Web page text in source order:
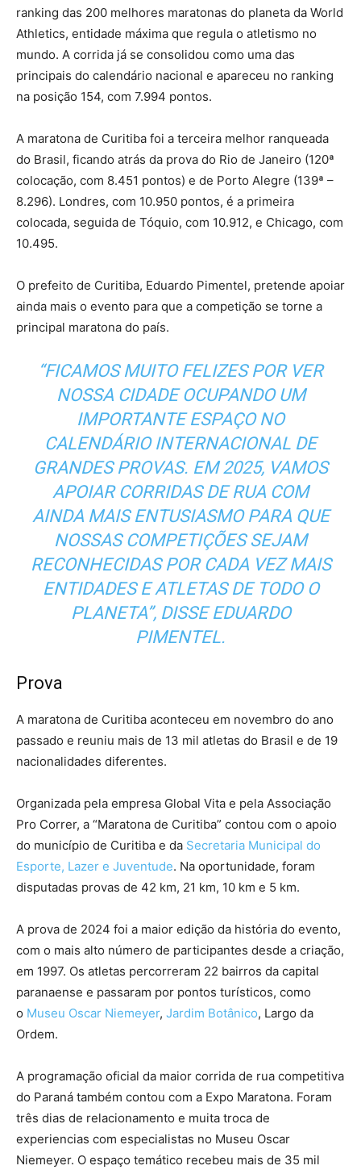
ranking das 200 melhores maratonas do planeta da World
Athletics, entidade máxima que regula o atletismo no
mundo. A corrida já se consolidou como uma das
principais do calendário nacional e apareceu no ranking
na posição 154, com 7.994 pontos.
A maratona de Curitiba foi a terceira melhor ranqueada
do Brasil, ficando atrás da prova do Rio de Janeiro (120ª
colocação, com 8.451 pontos) e de Porto Alegre (139ª –
8.296). Londres, com 10.950 pontos, é a primeira
colocada, seguida de Tóquio, com 10.912, e Chicago, com
10.495.
O prefeito de Curitiba, Eduardo Pimentel, pretende apoiar
ainda mais o evento para que a competição se torne a
principal maratona do país.
“FICAMOS MUITO FELIZES POR VER
NOSSA CIDADE OCUPANDO UM
IMPORTANTE ESPAÇO NO
CALENDÁRIO INTERNACIONAL DE
GRANDES PROVAS. EM 2025, VAMOS
APOIAR CORRIDAS DE RUA COM
AINDA MAIS ENTUSIASMO PARA QUE
NOSSAS COMPETIÇÕES SEJAM
RECONHECIDAS POR CADA VEZ MAIS
ENTIDADES E ATLETAS DE TODO O
PLANETA”, DISSE EDUARDO
PIMENTEL.
Prova
A maratona de Curitiba aconteceu em novembro do ano
passado e reuniu mais de 13 mil atletas do Brasil e de 19
nacionalidades diferentes.
Organizada pela empresa Global Vita e pela Associação
Pro Correr, a “Maratona de Curitiba” contou com o apoio
do município de Curitiba e da Secretaria Municipal do
Esporte, Lazer e Juventude. Na oportunidade, foram
disputadas provas de 42 km, 21 km, 10 km e 5 km.
A prova de 2024 foi a maior edição da história do evento,
com o mais alto número de participantes desde a criação,
em 1997. Os atletas percorreram 22 bairros da capital
paranaense e passaram por pontos turísticos, como
o Museu Oscar Niemeyer, Jardim Botânico, Largo da
Ordem.
A programação oficial da maior corrida de rua competitiva
do Paraná também contou com a Expo Maratona. Foram
três dias de relacionamento e muita troca de
experiencias com especialistas no Museu Oscar
Niemeyer. O espaço temático recebeu mais de 35 mil